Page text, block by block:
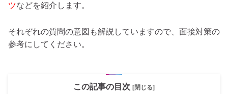
ツなどを紹介します。
それぞれの質問の意図も解説していますので、面接対策の
参考にしてください。
この記事の目次 [閉じる]